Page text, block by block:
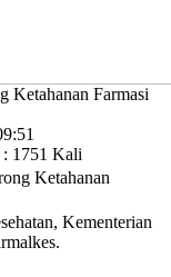
Ketahanan Farmasi
1751 Kali
Kementerian